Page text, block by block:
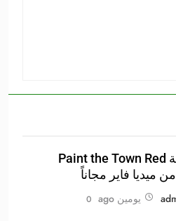
تحميل لعبة Paint the Town Red
ميديا فاير مجاناً
يومين ago 0